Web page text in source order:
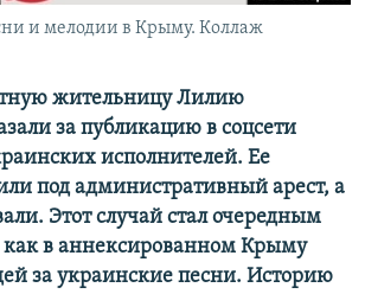
RLи мелодии в Крыму. Коллаж
жительницу Лилию
за публикацию в соцсети
исполнителей. Ее
под административный арест, а
Этот случай стал очередным
в аннексированном Крыму
за украинские песни. Историю